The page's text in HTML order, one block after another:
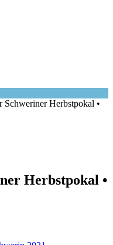
Schweriner Herbstpokal •
Herbstpokal •